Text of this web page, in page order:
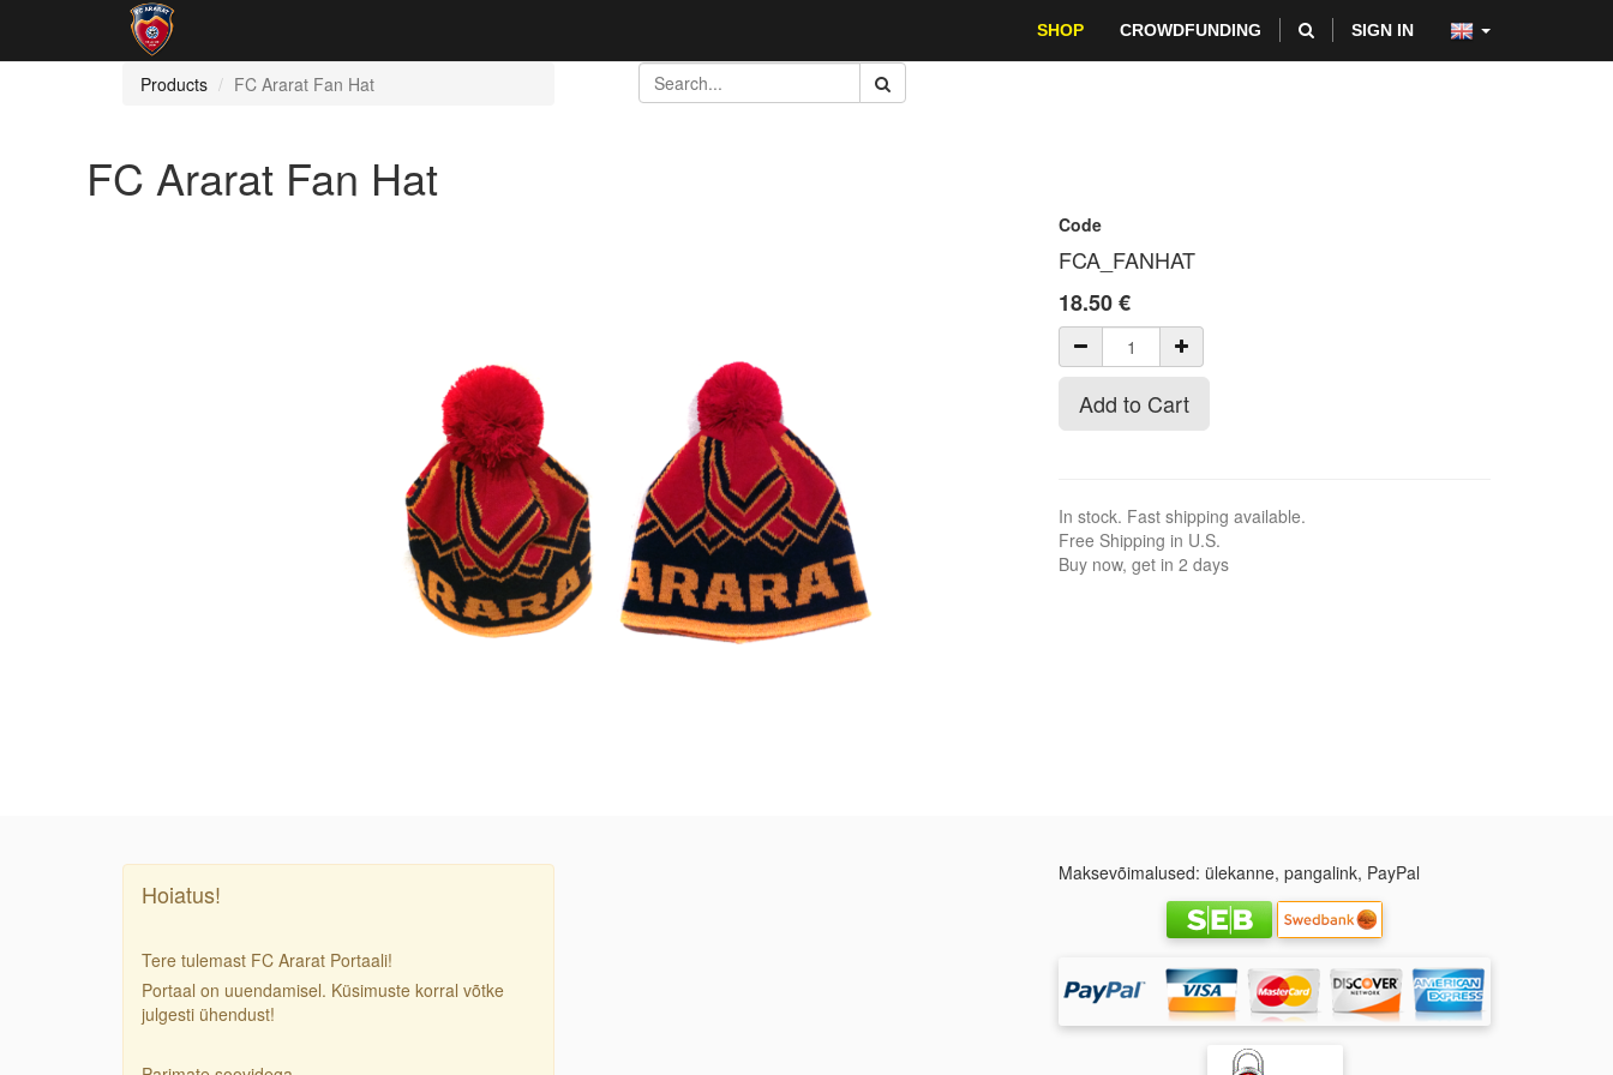
SHOP CROWDFUNDING SIGN IN
Products FC Ararat Fan Hat
FC Ararat Fan Hat
Code
FCA_FANHAT
18.50€
Add to Cart
In stock. Fast shipping available.
Free Shipping in U.S.
Buy now, get in 2 days
Hoiatus!
Tere tulemast FC Ararat Portaali!
Portaal on uuendamisel. Küsimuste korral võtke
julgesti ühendust!
Maksevõimalused: ülekanne, pangalink, PayPal